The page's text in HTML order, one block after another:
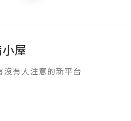
屋
沒有人注意的新平台